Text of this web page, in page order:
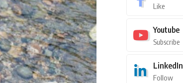
Like
Youtube
Subscribe
LinkedIn
Follow